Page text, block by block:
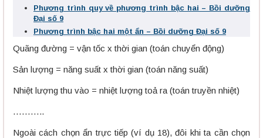
Phương trình quy về phương trình bậc hai – Bồi dưỡng
Đại số 9
Phương trình bậc hai một ẩn – Bồi dưỡng Đại số 9
Quãng đường = vận tốc x thời gian (toán chuyển động)
Sản lượng = năng suất x thời gian (toán năng suất)
Nhiệt lượng thu vào = nhiệt lượng toả ra (toán truyền nhiệt)
………..
Ngoài cách chọn ẩn trực tiếp (ví dụ 18), đôi khi ta cần chọn